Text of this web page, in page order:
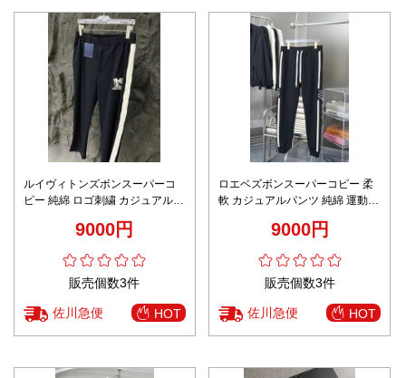
ルイヴィトンズボンスーパーコ
ピー 純綿 ロゴ刺繍 カジュアルパ
9000円
販売個数3件
佐川急便 HOT
ロエベズボンスーパーコピー 柔
軟 カジュアルパンツ 純綿 運動
9000円
販売個数3件
佐川急便 HOT